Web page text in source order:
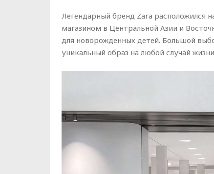
Легендарный бренд Zara расположился
магазином в Центральной Азии и
для новорожденных детей. Большой
уникальный образ на любой случай